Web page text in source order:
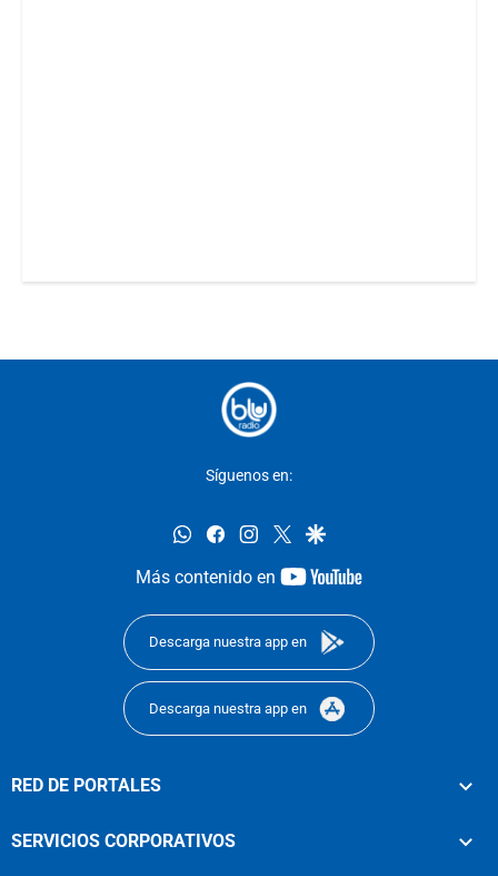
Síguenos en:
whatsappfacebookinstagram
twittergoogle
Más contenido en
youtube-
Descarga nuestra app en
Descarga nuestra app en
RED DE PORTALES
SERVICIOS CORPORATIVOS